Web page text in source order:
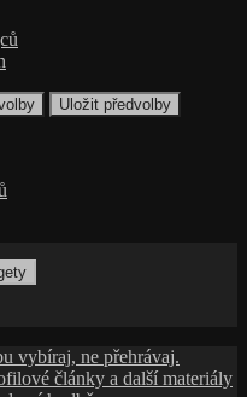
Uložit předvolby
vybíraj, ne přehrávaj.
články a další materiály